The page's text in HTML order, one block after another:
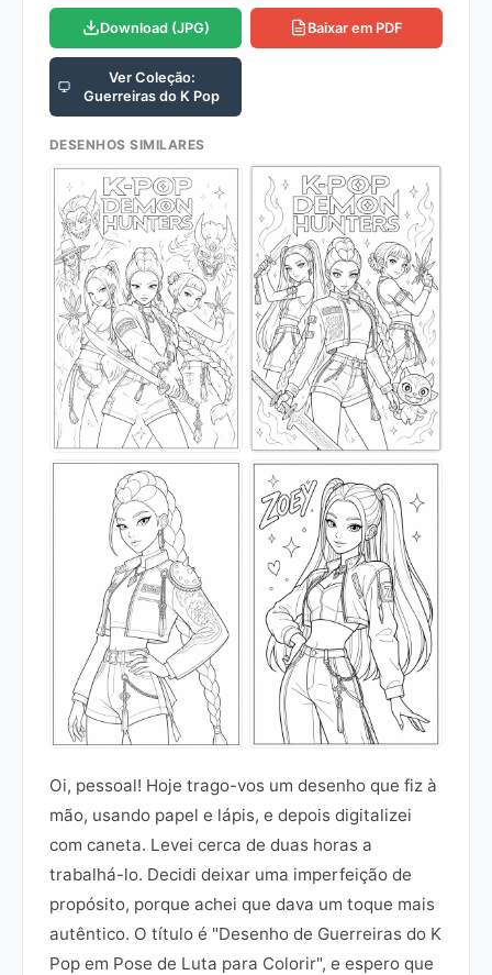
Download (JPG) Baixar em PDF
Ver Coleção:
Guerreiras do K Pop
DESENHOS SIMILARES
Oi, pessoal! Hoje trago-vos um desenho que fiz à
mão, usando papel e lápis, e depois digitalizei
com caneta. Levei cerca de duas horas a
trabalhá-lo. Decidi deixar uma imperfeição de
propósito, porque achei que dava um toque mais
autêntico. O título é "Desenho de Guerreiras do K
Pop em Pose de Luta para Colorir", e espero que